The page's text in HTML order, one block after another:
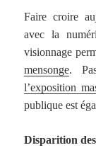
Faire croire
avec la
visionnage
mensonge.
l’exposition
publique est
Disparition